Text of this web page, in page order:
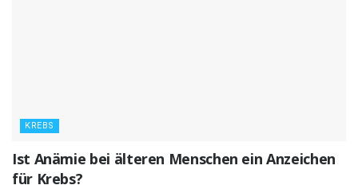
KREBS
Ist Anämie bei älteren Menschen ein Anzeichen
für Krebs?